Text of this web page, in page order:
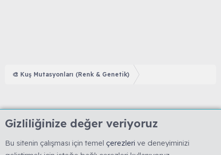
🎨 Kuş Mutasyonları (Renk & Genetik)
Gizliliğinize değer veriyoruz
Bu sitenin çalışması için temel çerezleri ve deneyiminizi